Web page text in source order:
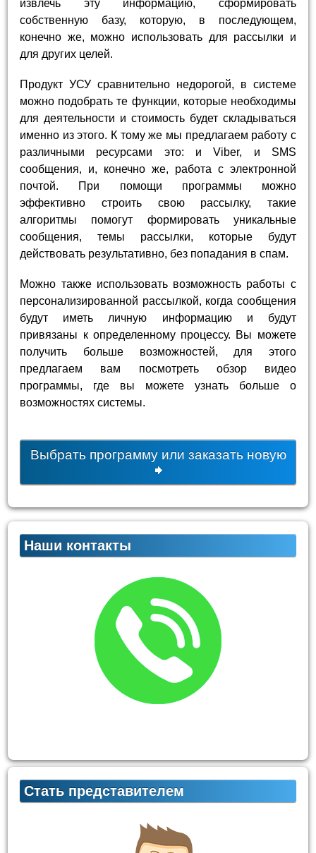
извлечь эту информацию, сформировать
собственную базу, которую, в последующем,
конечно же, можно использовать для рассылки и
для других целей.
Продукт УСУ сравнительно недорогой, в системе
можно подобрать те функции, которые необходимы
для деятельности и стоимость будет складываться
именно из этого. К тому же мы предлагаем работу с
различными ресурсами это: и Viber, и SMS
сообщения, и, конечно же, работа с электронной
почтой. При помощи программы можно
эффективно строить свою рассылку, такие
алгоритмы помогут формировать уникальные
сообщения, темы рассылки, которые будут
действовать результативно, без попадания в спам.
Можно также использовать возможность работы с
персонализированной рассылкой, когда сообщения
будут иметь личную информацию и будут
привязаны к определенному процессу. Вы можете
получить больше возможностей, для этого
предлагаем вам посмотреть обзор видео
программы, где вы можете узнать больше о
возможностях системы.
Выбрать программу или заказать новую
Наши контакты
Стать представителем